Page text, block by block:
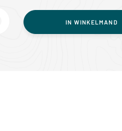
IN WINKELMAND